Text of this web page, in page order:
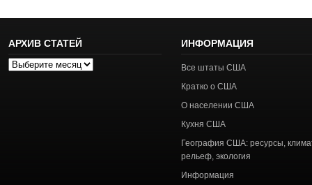
АРХИВ СТАТЕЙ
Архив
ИНФОРМАЦИЯ
Все штаты США
Кратко о США
О населении США
Кухня США
География США: ресурсы,
рельеф, экология
Информация